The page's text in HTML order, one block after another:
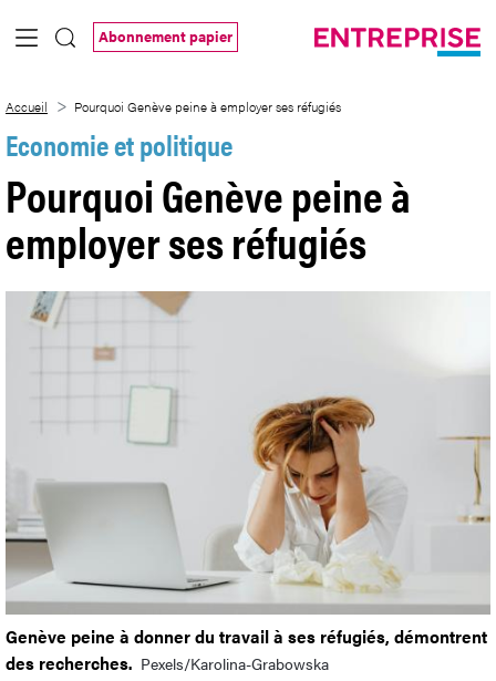
Saut au contenu principal
Abonnement papier
Accueil Pourquoi Genève peine à employer ses réfugiés
Economie et politique
Pourquoi Genève peine à
employer ses réfugiés
Genève peine à donner du travail à ses réfugiés, démontrent
des recherches. Pexels/Karolina-Grabowska